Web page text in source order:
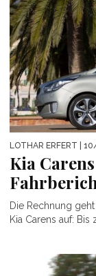
LOTHAR ERFERT |
Kia
Die Rechnung
Kia Carens auf: Bis